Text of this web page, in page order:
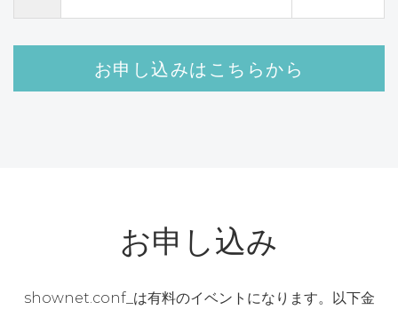
お申し込みはこちらから
お申し込み
shownet.conf_は有料のイベントになります。以下金